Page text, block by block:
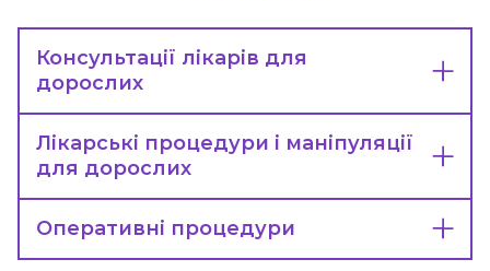
Консультації лікарів для
дорослих
Лікарські процедури і маніпуляції
для дорослих
Оперативні процедури